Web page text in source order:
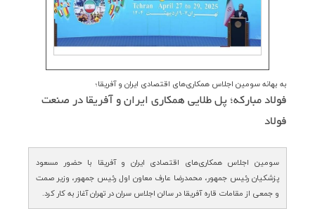
سهامداران
ارتباط با ما
به بهانه سومین اجلاس همکاری‌های اقتصادی ایران و آفریقا؛
فولاد مباركه؛ پل طلایی همكاری ایران و آفریقا در صنعت
فولاد
سومین اجلاس همکاری‌های اقتصادی ایران و آفریقا با حضور مسعود
پزشکیان رئیس جمهور، محمدرضا عارف معاون اول رئیس جمهور، وزیر صمت
و جمعی از مقامات قاره آفریقا در سالن اجلاس سران در تهران آغاز به کار کرد.